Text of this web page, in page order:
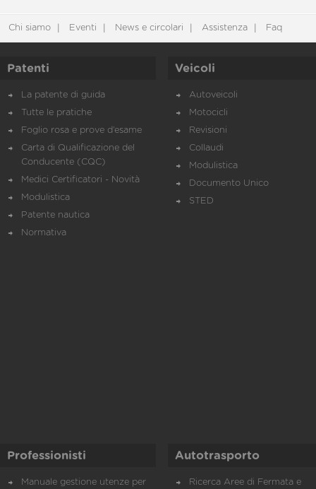
Chi siamo Eventi News e circolari Assistenza Faq
Patenti
La patente di guida
Tutte le pratiche
Foglio rosa e prove d’esame
Carta di Qualificazione del
Conducente (CQC)
Medici Certificatori - Novità
Modulistica
Patente nautica
Normativa
Veicoli
Autoveicoli
Motocicli
Revisioni
Collaudi
Modulistica
Documento Unico
STED
Professionisti
Manuale gestione utenze per
Autotrasporto
Ricerca Aree di Fermata e